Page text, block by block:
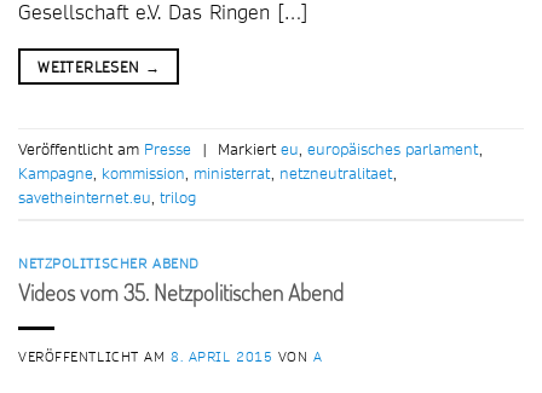
Gesellschaft e.V. Das Ringen […]
WEITERLESEN →
Veröffentlicht am Presse | Markierteu, europäisches parlament,
Kampagne, kommission, ministerrat, netzneutralitaet,
savetheinternet.eu, trilog
NETZPOLITISCHER ABEND
Videos vom 35. Netzpolitischen Abend
VERÖFFENTLICHT AM8. APRIL 2015 VONA